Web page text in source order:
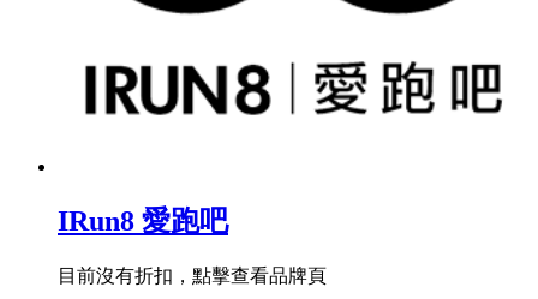
IRun8 愛跑吧
目前沒有折扣，點擊查看品牌頁